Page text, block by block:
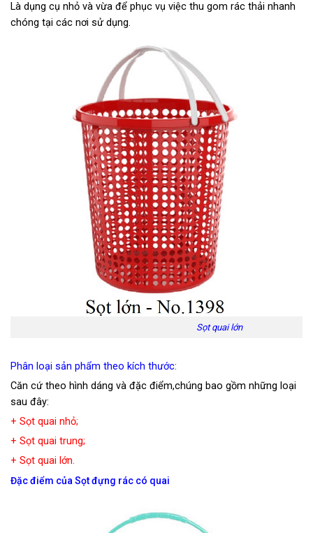
Là dụng cụ nhỏ và vừa để phục vụ việc thu gom rác thải nhanh
chóng tại các nơi sử dụng.
Sọt quai lớn
Phân loại sản phẩm theo kích thước:
Căn cứ theo hình dáng và đặc điểm,chúng bao gồm những loại
sau đây:
+ Sọt quai nhỏ;
+ Sọt quai trung;
+ Sọt quai lớn.
Đặc điểm của Sọt đựng rác có quai